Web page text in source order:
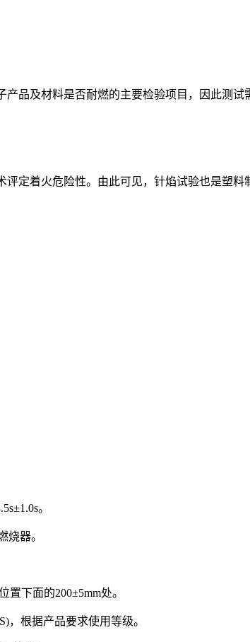
品及材料是否耐燃的主要检验项目，因此测
定着火危险性。由此可见，针焰试验也是塑
。
烧器。
下面的200±5mm处。
，根据产品要求使用等级。